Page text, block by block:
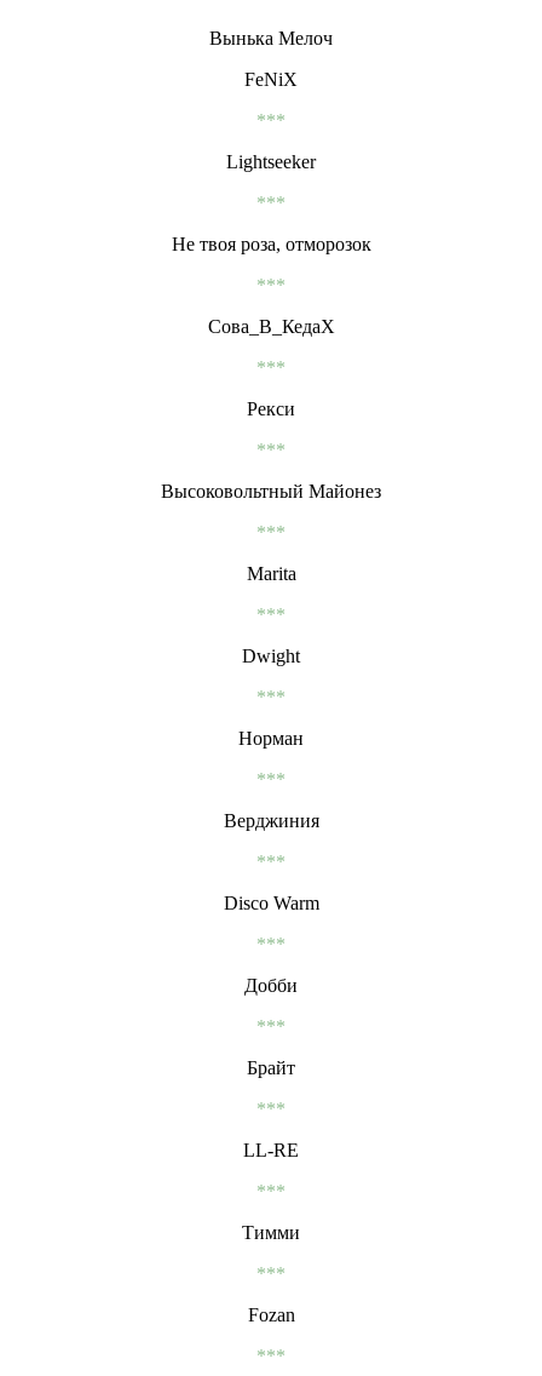
Вынька Мелоч
FeNiX
***
Lightseeker
***
Не твоя роза, отморозок
***
Сова_В_КедаХ
***
Рекси
***
Высоковольтный Майонез
***
Marita
***
Dwight
***
Норман
***
Верджиния
***
Disco Warm
***
Добби
***
Брайт
***
LL-RE
***
Тимми
***
Fozan
***